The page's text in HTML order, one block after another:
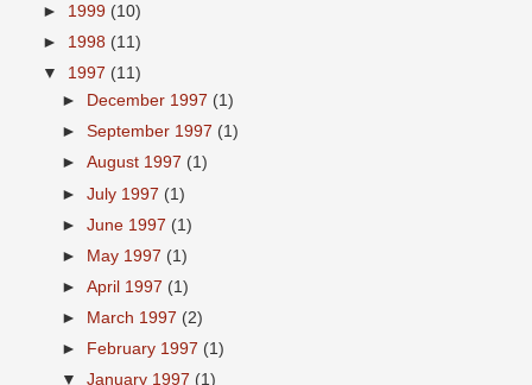
► 1999 (10)
► 1998 (11)
▼ 1997 (11)
►
December 1997 (1)
►September 1997 (1)
►August 1997 (1)
►July 1997 (1)
►June 1997 (1)
►
May 1997 (1)
►April 1997 (1)
►
March 1997 (2)
►
February 1997 (1)
▼January 1997 (1)